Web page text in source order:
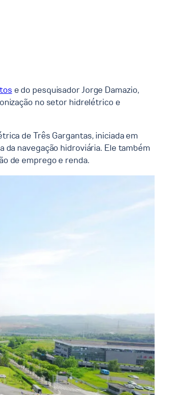
e do pesquisador Jorge Damazio,
no setor hidrelétrico e
de Três Gargantas, iniciada em
da navegação hidroviária. Ele também
de emprego e renda.